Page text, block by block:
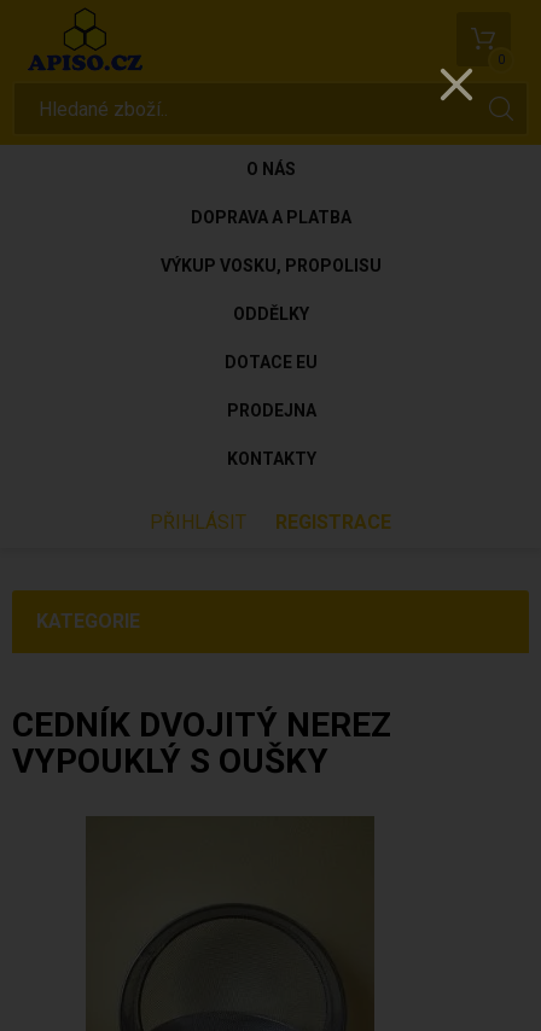
0
O NÁS
DOPRAVA A PLATBA
VÝKUP VOSKU, PROPOLISU
ODDĚLKY
DOTACE EU
PRODEJNA
KONTAKTY
PŘIHLÁSIT REGISTRACE
KATEGORIE
CEDNÍK DVOJITÝ NEREZ
VYPOUKLÝ S OUŠKY